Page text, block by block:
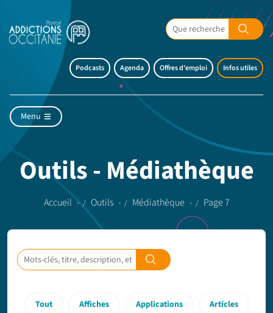
Podcasts Agenda Offres d'emploi Infos utiles
Menu
Outils - Médiathèque
Accueil Outils Médiathèque Page 7
Tout Affiches Applications Articles